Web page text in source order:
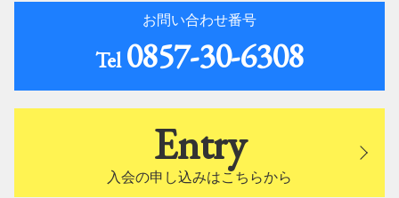
お問い合わせ番号
Tel0857-30-6308
Entry
入会の申し込みはこちらから